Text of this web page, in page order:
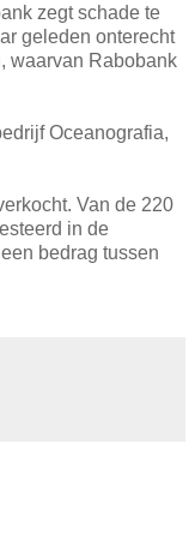
zegt schade te
geleden onterecht
waarvan Rabobank
Oceanografia,
Van de 220
in de
bedrag tussen